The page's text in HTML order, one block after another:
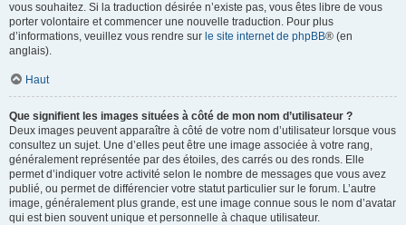
vous souhaitez. Si la traduction désirée n’existe pas, vous êtes libre de vous
porter volontaire et commencer une nouvelle traduction. Pour plus
d’informations, veuillez vous rendre sur le site internet de phpBB® (en
anglais).
Haut
Que signifient les images situées à côté de mon nom d’utilisateur ?
Deux images peuvent apparaître à côté de votre nom d’utilisateur lorsque vous
consultez un sujet. Une d’elles peut être une image associée à votre rang,
généralement représentée par des étoiles, des carrés ou des ronds. Elle
permet d’indiquer votre activité selon le nombre de messages que vous avez
publié, ou permet de différencier votre statut particulier sur le forum. L’autre
image, généralement plus grande, est une image connue sous le nom d’avatar
qui est bien souvent unique et personnelle à chaque utilisateur.